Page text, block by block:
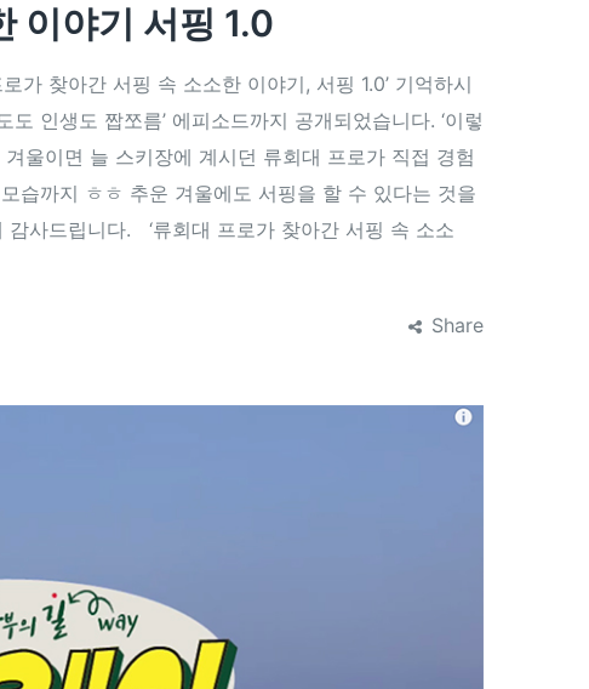
이야기 서핑 1.0
가 찾아간 서핑 속 소소한 이야기, 서핑 1.0’ 기억하시
인생도 짭쪼름’ 에피소드까지 공개되었습니다. ‘이렇
울이면 늘 스키장에 계시던 류회대 프로가 직접 경험
습까지 ㅎㅎ 추운 겨울에도 서핑을 할 수 있다는 것을
사드립니다. ‘류회대 프로가 찾아간 서핑 속 소소
Share